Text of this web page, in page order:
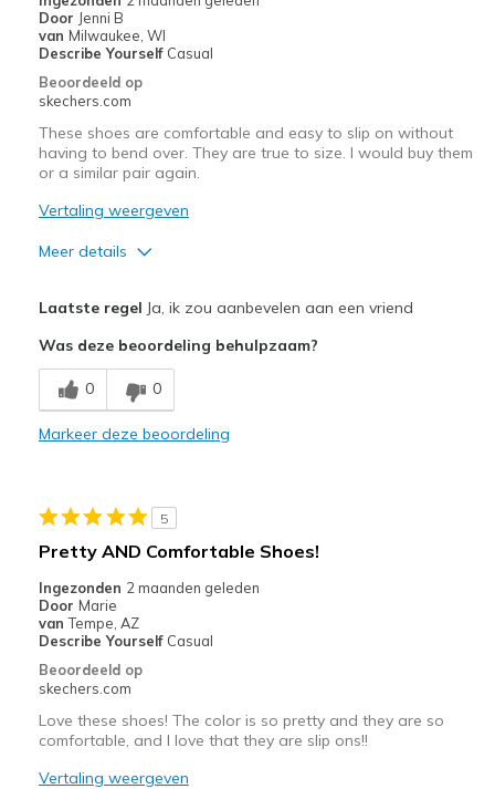
van
de
Door Jenni B
van Milwaukee, WI
Describe Yourself Casual
Beoordeeld op
skechers.com
These shoes are comfortable and easy to slip on without
having to bend over. They are true to size. I would buy them
or a similar pair again.
Vertaling weergeven
Meer details
Breathe Well
Comfortable
Travel
Width
Sizing
View On Shoes
Shoes are for Wearing
Laatste regel Ja, ik zou aanbevelen aan een vriend
Was deze beoordeling behulpzaam?
0 0
Markeer deze beoordeling
5
Pretty AND Comfortable Shoes!
Ingezonden 2 maanden geleden
Door Marie
van Tempe, AZ
Describe Yourself Casual
Beoordeeld op
skechers.com
Love these shoes! The color is so pretty and they are so
comfortable, and I love that they are slip ons!!
Vertaling weergeven